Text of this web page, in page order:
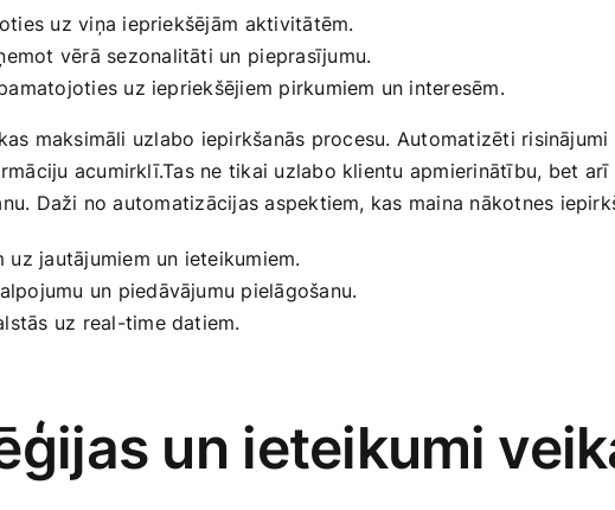
uz viņa iepriekšējām ⁢aktivitātēm.
vērā sezonalitāti un ⁢pieprasījumu.
‌uz ‍iepriekšējiem ​pirkumiem un interesēm.
‌maksimāli uzlabo iepirkšanās⁣ procesu. Automatizēti
acumirklī.Tas ne tikai uzlabo klientu apmierinātību, ‌bet ⁣arī
Daži no automatizācijas aspektiem, kas maina nākotnes
jautājumiem un ieteikumiem.
un piedāvājumu pielāgošanu.
uz real-time datiem.
un ieteikumi⁤